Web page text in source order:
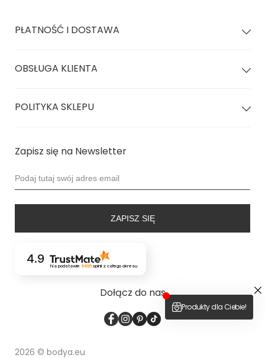
PŁATNOŚĆ I DOSTAWA
OBSŁUGA KLIENTA
POLITYKA SKLEPU
Zapisz się na Newsletter
ZAPISZ SIĘ
4.9
Na podstawie 6495opinii z całego okresu
Dołącz do nas
2026 © bodya.eu